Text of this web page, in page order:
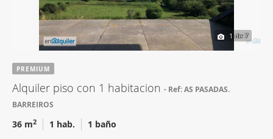
1 de 7
PREMIUM
Alquiler piso con 1 habitacion
Ref: AS PASADAS.
BARREIROS
36 m2 1 hab.
1 baño